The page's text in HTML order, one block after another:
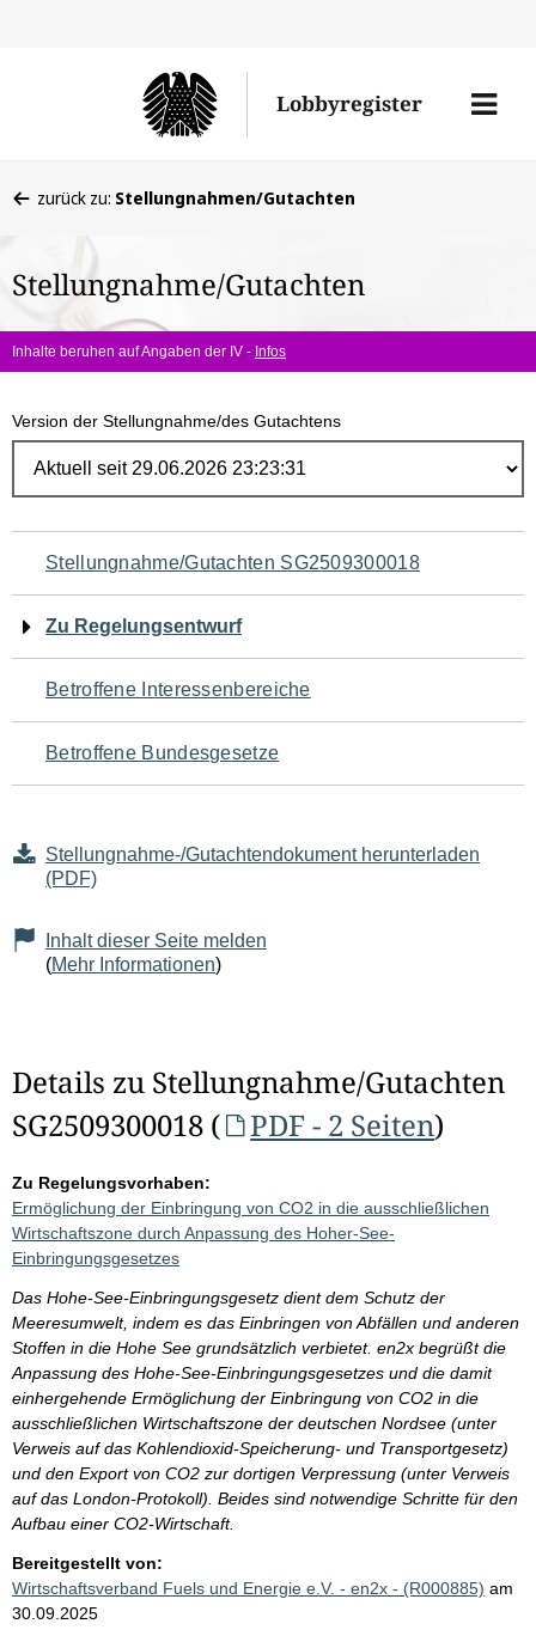
Lobbyregister
Menü
befinden
hier:
zurück zu: Stellungnahmen/Gutachten
Stellungnahme/Gutachten
Inhalte beruhen auf Angaben der IV - Infos
Version der Stellungnahme/des Gutachtens
Navigation
für
den
Seiteninhalt
Stellungnahme/Gutachten SG2509300018
Zu Regelungsentwurf
Betroffene Interessenbereiche
Betroffene Bundesgesetze
Stellungnahme-/Gutachtendokument herunterladen
(PDF)
Inhalt dieser Seite melden
(Mehr Informationen)
Details zu Stellungnahme/Gutachten
SG2509300018 (
PDF - 2 Seiten)
Zu Regelungsvorhaben:
Ermöglichung der Einbringung von CO2 in die ausschließlichen
Wirtschaftszone durch Anpassung des Hoher-See-
Einbringungsgesetzes
Das Hohe-See-Einbringungsgesetz dient dem Schutz der
Meeresumwelt, indem es das Einbringen von Abfällen und anderen
Stoffen in die Hohe See grundsätzlich verbietet. en2x begrüßt die
Anpassung des Hohe-See-Einbringungsgesetzes und die damit
einhergehende Ermöglichung der Einbringung von CO2 in die
ausschließlichen Wirtschaftszone der deutschen Nordsee (unter
Verweis auf das Kohlendioxid-Speicherung- und Transportgesetz)
und den Export von CO2 zur dortigen Verpressung (unter Verweis
auf das London-Protokoll). Beides sind notwendige Schritte für den
Aufbau einer CO2-Wirtschaft.
Bereitgestellt von:
Wirtschaftsverband Fuels und Energie e.V. - en2x - (R000885) am
30.09.2025